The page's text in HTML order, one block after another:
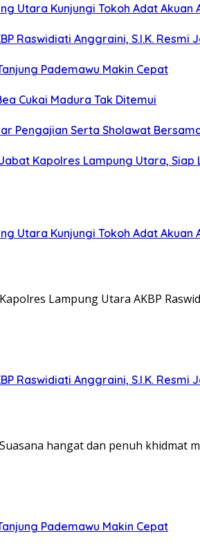
Utara Kunjungi Tokoh Adat
Raswidiati Anggraini, S.I.K.
Pademawu Makin Cepat
Cukai Madura Tak Ditemui
Pengajian Serta Sholawat
Kapolres Lampung Utara,
Utara Kunjungi Tokoh Adat
Lampung Utara AKBP
Raswidiati Anggraini, S.I.K.
hangat dan penuh
Pademawu Makin Cepat